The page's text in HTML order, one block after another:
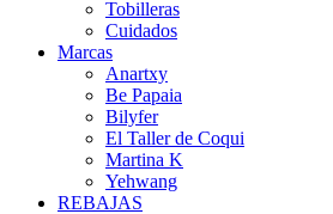
Tobilleras
Cuidados
Marcas
Anartxy
Be Papaia
Bilyfer
El Taller de Coqui
Martina K
Yehwang
REBAJAS